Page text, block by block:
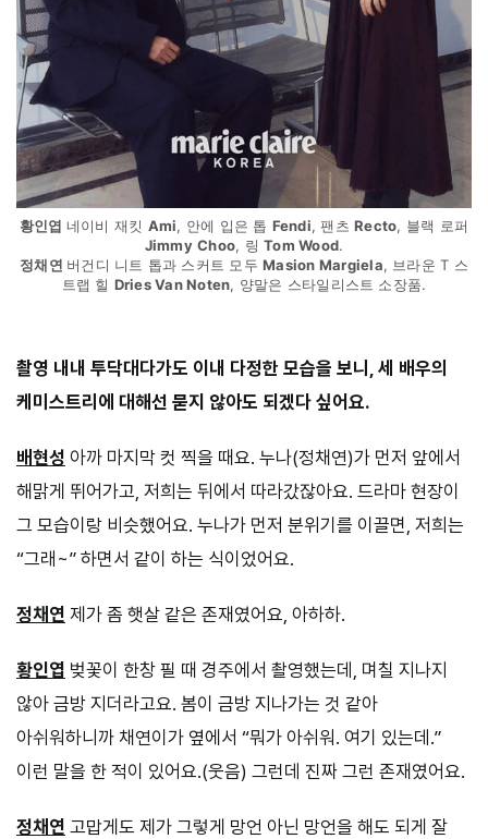
황인엽 네이비 재킷 Ami, 안에 입은 톱 Fendi, 팬츠Recto, 블랙 로퍼
Jimmy Choo, 링Tom Wood.
정채연 버건디 니트 톱과 스커트 모두Masion Margiela, 브라운 T 스
트랩 힐 Dries Van Noten, 양말은 스타일리스트 소장품.
촬영 내내 투닥대다가도 이내 다정한 모습을 보니, 세 배우의
케미스트리에 대해선 묻지 않아도 되겠다 싶어요.
배현성 아까 마지막 컷 찍을 때요. 누나(정채연)가 먼저 앞에서
해맑게 뛰어가고, 저희는 뒤에서 따라갔잖아요. 드라마 현장이
그 모습이랑 비슷했어요. 누나가 먼저 분위기를 이끌면, 저희는
“그래~” 하면서 같이 하는 식이었어요.
정채연 제가 좀 햇살 같은 존재였어요, 아하하.
황인엽 벚꽃이 한창 필 때 경주에서 촬영했는데, 며칠 지나지
않아 금방 지더라고요. 봄이 금방 지나가는 것 같아
아쉬워하니까 채연이가 옆에서 “뭐가 아쉬워. 여기 있는데.”
이런 말을 한 적이 있어요.(웃음) 그런데 진짜 그런 존재였어요.
정채연 고맙게도 제가 그렇게 망언 아닌 망언을 해도 되게 잘